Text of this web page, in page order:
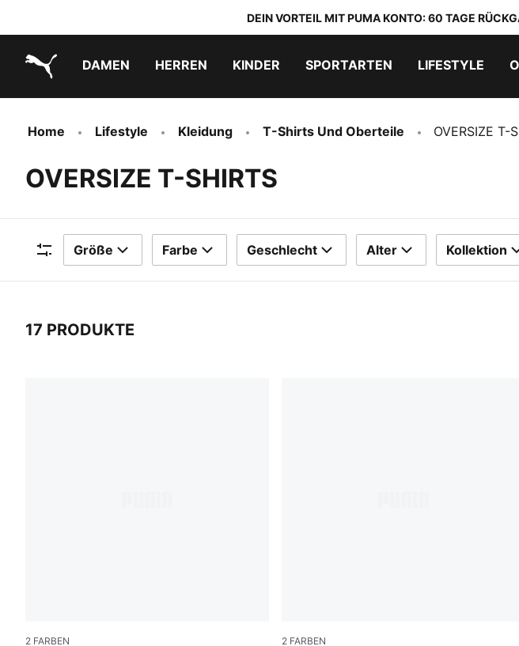
DEIN VORTEIL MIT PUMA KONTO: 60 TAGE
DAMEN HERREN KINDER SPORTARTEN LIFESTYLE
Home Lifestyle Kleidung T-Shirts Und Oberteile OVERSIZE T-
OVERSIZE T-SHIRTS
Filter
Größe Farbe Geschlecht Alter Kollektion
17 PRODUKTE
2 FARBEN 2 FARBEN